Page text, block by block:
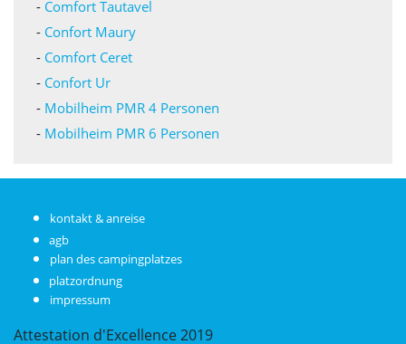
- Comfort Tautavel
- Confort Maury
- Comfort Ceret
- Confort Ur
- Mobilheim PMR 4 Personen
- Mobilheim PMR 6 Personen
kontakt & anreise
agb
plan des campingplatzes
platzordnung
impressum
Attestation d'Excellence2019